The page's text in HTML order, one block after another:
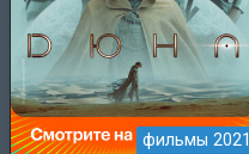
фильмы 2021